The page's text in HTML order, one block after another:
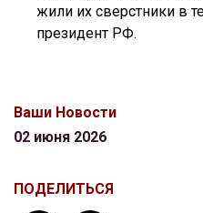
жили их сверстники в
президент РФ.
Ваши Новости
02 июня 2026
ПОДЕЛИТЬСЯ